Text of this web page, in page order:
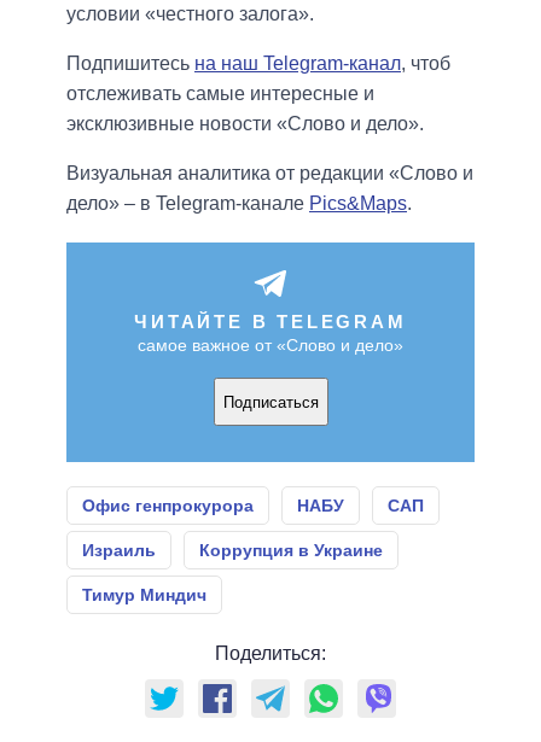
условии «честного залога».
Подпишитесь на наш Telegram-канал, чтоб
отслеживать самые интересные и
эксклюзивные новости «Слово и дело».
Визуальная аналитика от редакции «Слово и
дело» – в Telegram-канале Pics&Maps.
ЧИТАЙТЕ В TELEGRAM
самое важное от «Слово и дело»
Подписаться
Офис генпрокурора НАБУ САП
Израиль Коррупция в Украине
Тимур Миндич
Поделиться: